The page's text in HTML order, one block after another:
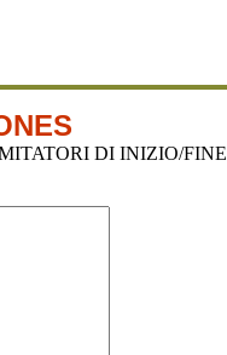
DI INIZIO/FINE